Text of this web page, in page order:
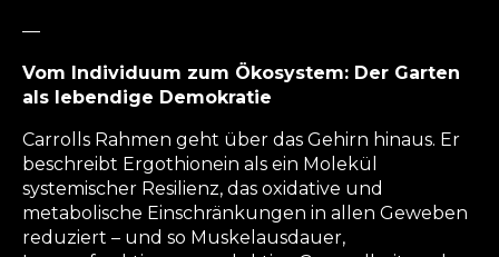
—
Vom Individuum zum Ökosystem: Der Garten
als lebendige Demokratie
Carrolls Rahmen geht über das Gehirn hinaus. Er
beschreibt Ergothionein als ein Molekül
systemischer Resilienz, das oxidative und
metabolische Einschränkungen in allen Geweben
reduziert – und so Muskelausdauer,